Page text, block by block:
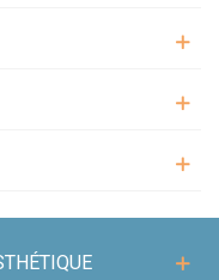
a des besoins différents.
De plus, nous proposons
à tous vos besoins en